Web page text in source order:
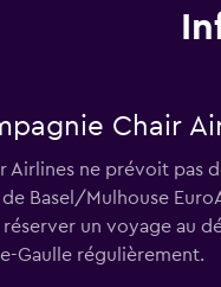
Chair
Airlines ne prévoit pas
Basel/Mulhouse
un voyage au
Gaulle régulièrement.